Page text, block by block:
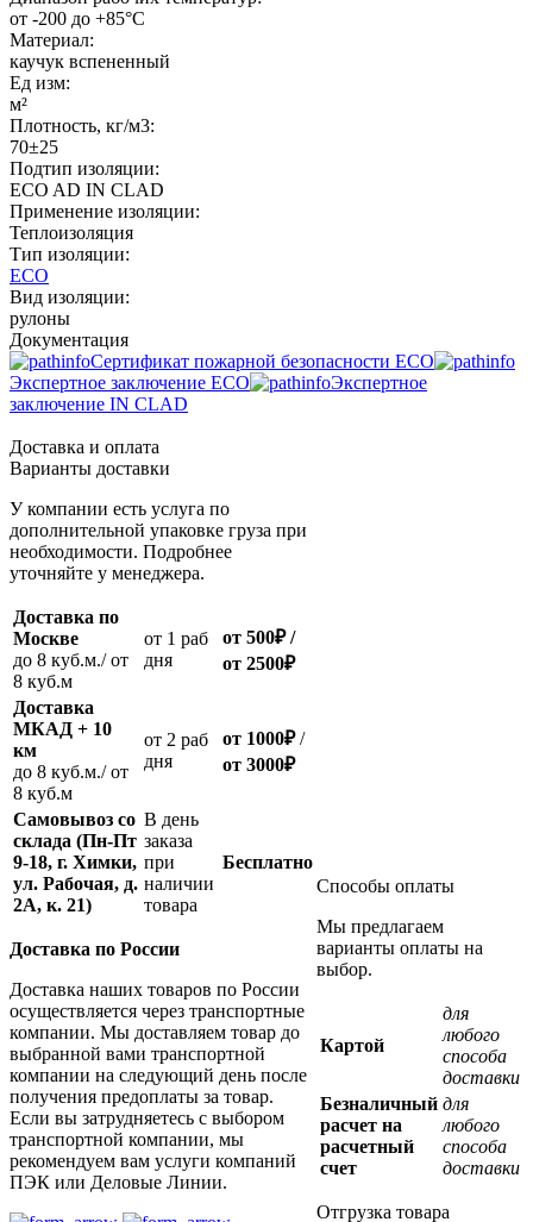
от -200 до +85°C
Материал:
каучук вспененный
Ед изм:
м²
Плотность, кг/м3:
70±25
Подтип изоляции:
ECO AD IN CLAD
Применение изоляции:
Теплоизоляция
Тип изоляции:
ECO
Вид изоляции:
рулоны
Документация
Сертификат пожарной безопасности ECO
Экспертное заключение ECO
Экспертное
заключение IN CLAD
Доставка и оплата
Варианты доставки
У компании есть услуга по
дополнительной упаковке груза при
необходимости. Подробнее
уточняйте у менеджера.
Доставка по
Москве
до 8 куб.м./ от
8 куб.м
oт 1 раб
дня
от 500₽/
от 2500₽
Доставка
МКАД + 10
км
до 8 куб.м./ от
8 куб.м
oт 2 раб
дня
от 1000₽/
от 3000₽
Самовывоз со
склада (Пн-Пт
9-18, г. Химки,
ул. Рабочая, д.
2А, к. 21)
В день
заказа
при
наличии
товара
Бесплатно
Доставка по России
Доставка наших товаров по России
осуществляется через транспортные
компании. Мы доставляем товар до
выбранной вами транспортной
компании на следующий день после
получения предоплаты за товар.
Если вы затрудняетесь с выбором
транспортной компании, мы
рекомендуем вам услуги компаний
ПЭК или Деловые Линии.
Способы оплаты
Мы предлагаем
варианты оплаты на
выбор.
Картой
для
любого
способа
доставки
Безналичный
расчет на
расчетный
счет
для
любого
способа
доставки
Отгрузка товара